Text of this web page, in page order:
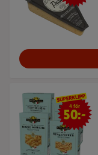
4 för 50 kr
4 för
50:-